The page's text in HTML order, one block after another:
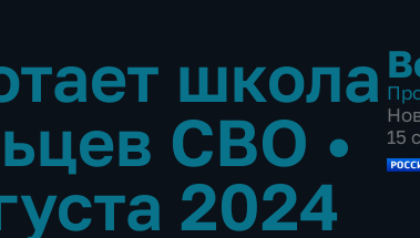
школа
СВО •
2024
15